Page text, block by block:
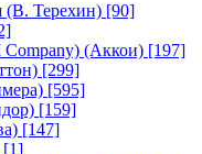
Терехин) [90]
(Аккои) [197]
[299]
[595]
[159]
[147]
[1]